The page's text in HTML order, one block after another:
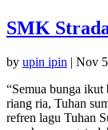
SMK
by upin ipin | Nov
“Semua bunga
riang ria, Tuhan
refren lagu Tuhan